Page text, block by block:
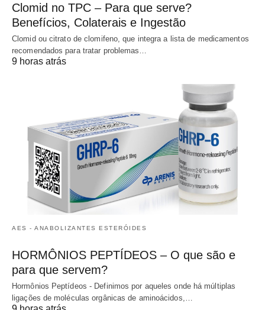
Clomid no TPC – Para que serve?
Benefícios, Colaterais e Ingestão
Clomid ou citrato de clomifeno, que integra a lista de medicamentos
recomendados para tratar problemas…
9 horas atrás
AES - ANABOLIZANTES ESTERÓIDES
HORMÔNIOS PEPTÍDEOS – O que são e
para que servem?
Hormônios Peptídeos - Definimos por aqueles onde há múltiplas
ligações de moléculas orgânicas de aminoácidos,…